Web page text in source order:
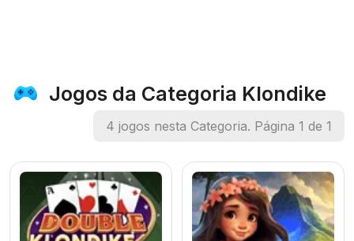
Jogos da Categoria Klondike
4 jogos nesta Categoria. Página 1 de 1